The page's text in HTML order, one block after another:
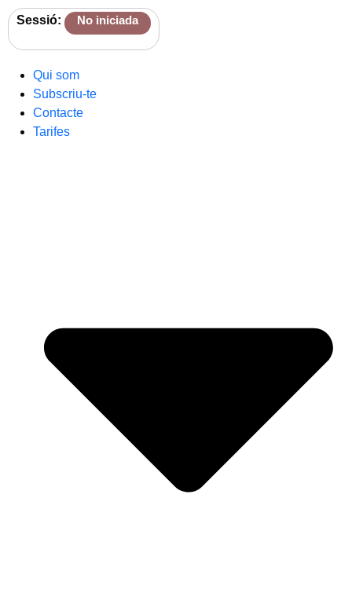
Sessió: No iniciada
Qui som
Subscriu-te
Contacte
Tarifes